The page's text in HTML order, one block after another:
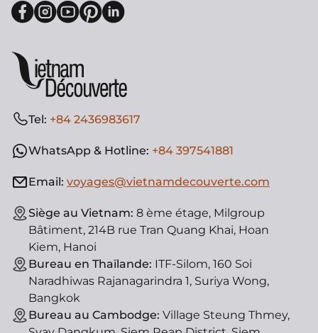
Tel: +84 2436983617
WhatsApp & Hotline: +84 397541881
Email: voyages@vietnamdecouverte.com
Siège au Vietnam: 8 ème étage, Milgroup
Bâtiment, 214B rue Tran Quang Khai, Hoan
Kiem, Hanoi
Bureau en Thaïlande: ITF-Silom, 160 Soi
Naradhiwas Rajanagarindra 1, Suriya Wong,
Bangkok
Bureau au Cambodge: Village Steung Thmey,